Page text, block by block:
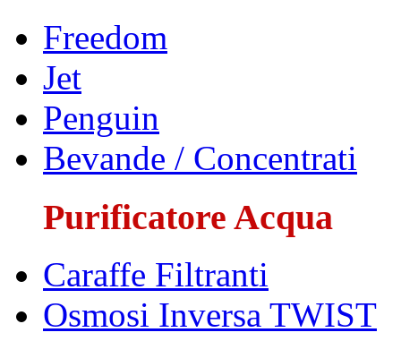
Freedom
Jet
Penguin
Bevande / Concentrati
Purificatore Acqua
Caraffe Filtranti
Osmosi Inversa TWIST